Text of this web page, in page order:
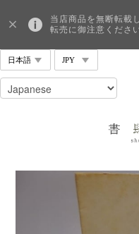
当店商品を無断転載
転売に御注意くださ